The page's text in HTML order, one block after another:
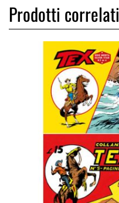
Prodotti correlati